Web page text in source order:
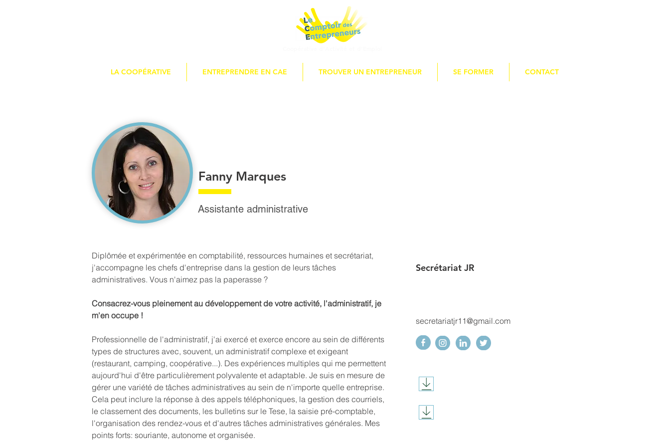
LA COOPÉRATIVE ENTREPRENDRE EN CAE TROUVER UN ENTREPRENEUR SE FORMER CONTACT
Fanny Marques
Assistante administrative
Diplômée et expérimentée en comptabilité, ressources humaines et secrétariat,
j'accompagne les chefs d'entreprise dans la gestion de leurs tâches
administratives. Vous n'aimez pas la paperasse ?
Consacrez-vous pleinement au développement de votre activité, l'administratif, je
m'en occupe !
Professionnelle de l'administratif, j'ai exercé et exerce encore au sein de différents
types de structures avec, souvent, un administratif complexe et exigeant
(restaurant, camping, coopérative...). Des expériences multiples qui me permettent
aujourd'hui d'être particulièrement polyvalente et adaptable. Je suis en mesure de
gérer une variété de tâches administratives au sein de n'importe quelle entreprise.
Cela peut inclure la réponse à des appels téléphoniques, la gestion des courriels,
le classement des documents, les bulletins sur le Tese, la saisie pré-comptable,
l'organisation des rendez-vous et d'autres tâches administratives générales. Mes
points forts: souriante, autonome et organisée.
Secrétariat JR
secretariatjr11@gmail.com